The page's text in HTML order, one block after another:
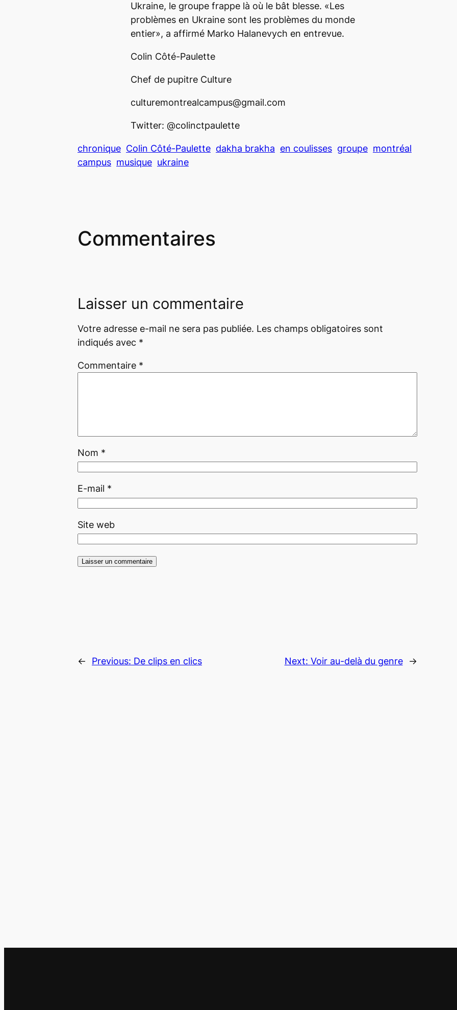
Ukraine, le groupe frappe là où le bât blesse. «Les
problèmes en Ukraine sont les problèmes du monde
entier», a affirmé Marko Halanevych en entrevue.
Colin Côté-Paulette
Chef de pupitre Culture
culturemontrealcampus@gmail.com
Twitter: @colinctpaulette
chronique Colin Côté-Paulette dakha brakha en coulisses groupe montréal
campus musique ukraine
Commentaires
Laisser un commentaire
Votre adresse e-mail ne sera pas publiée. Les champs obligatoires sont
indiqués avec *
Commentaire *
Nom *
E-mail *
Site web
← Previous: De clips en clics Next: Voir au-delà du genre →